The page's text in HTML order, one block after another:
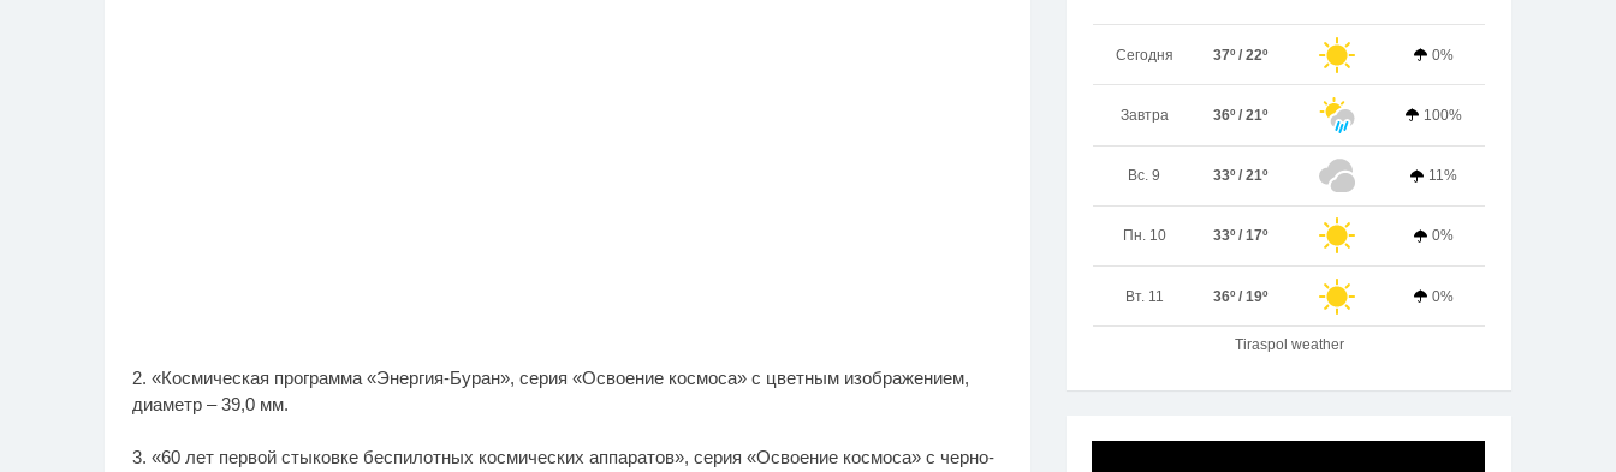
2. «Космическая программа «Энергия-Буран», серия «Освоение космоса» с цветным изображением,
диаметр – 39,0 мм.
3. «60 лет первой стыковке беспилотных космических аппаратов», серия «Освоение космоса» с черно-
Сегодня 37º / 22º 0%
Завтра 36º / 21º 100%
Вс. 9 33º / 21º 11%
Пн. 10 33º / 17º 0%
Вт. 11 36º / 19º 0%
Tiraspol weather